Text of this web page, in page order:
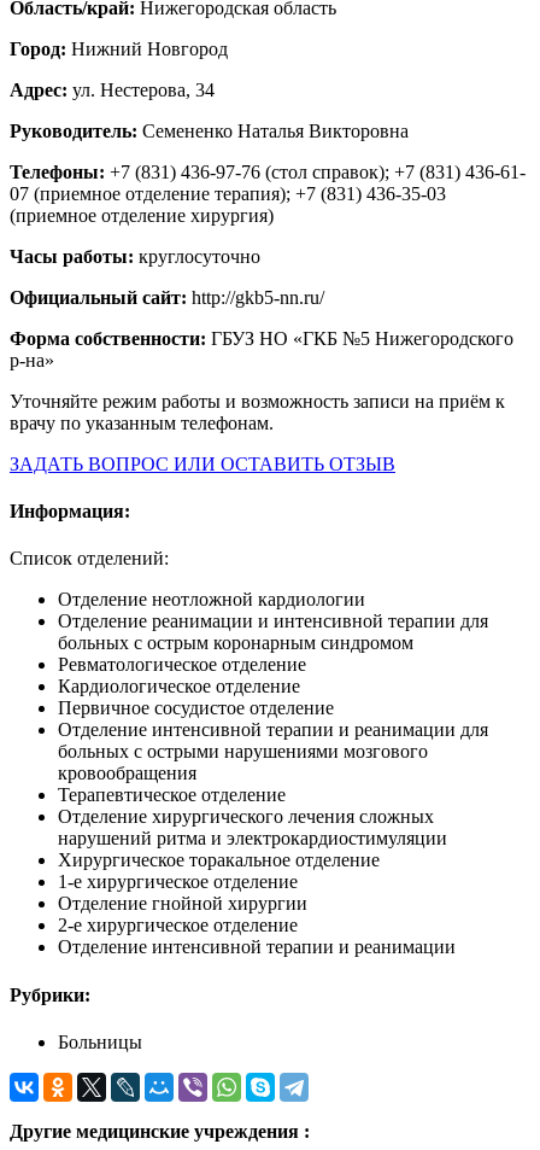
Область/край: Нижегородская область
Город: Нижний Новгород
Адрес: ул. Нестерова, 34
Руководитель: Семененко Наталья Викторовна
Телефоны: +7 (831) 436-97-76 (стол справок); +7 (831) 436-61-
07 (приемное отделение терапия); +7 (831) 436-35-03
(приемное отделение хирургия)
Часы работы: круглосуточно
Официальный сайт: http://gkb5-nn.ru/
Форма собственности: ГБУЗ НО «ГКБ №5 Нижегородского
р-на»
Уточняйте режим работы и возможность записи на приём к
врачу по указанным телефонам.
ЗАДАТЬ ВОПРОС ИЛИ ОСТАВИТЬ ОТЗЫВ
Информация:
Список отделений:
Отделение неотложной кардиологии
Отделение реанимации и интенсивной терапии для
больных с острым коронарным синдромом
Ревматологическое отделение
Кардиологическое отделение
Первичное сосудистое отделение
Отделение интенсивной терапии и реанимации для
больных с острыми нарушениями мозгового
кровообращения
Терапевтическое отделение
Отделение хирургического лечения сложных
нарушений ритма и электрокардиостимуляции
Хирургическое торакальное отделение
1-е хирургическое отделение
Отделение гнойной хирургии
2-е хирургическое отделение
Отделение интенсивной терапии и реанимации
Рубрики:
Больницы
Другие медицинские учреждения :